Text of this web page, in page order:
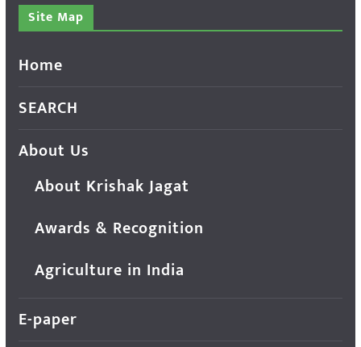
Site Map
Home
SEARCH
About Us
About Krishak Jagat
Awards & Recognition
Agriculture in India
E-paper